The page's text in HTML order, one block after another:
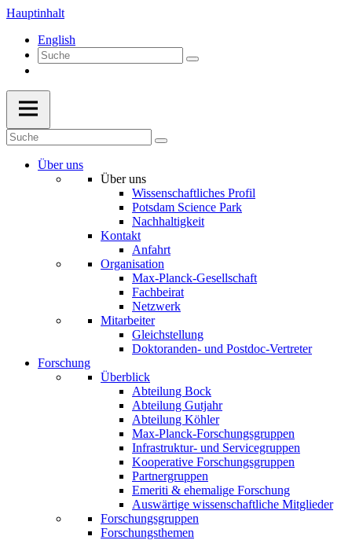
Hauptinhalt
English
Über uns
Über uns
Wissenschaftliches Profil
Potsdam Science Park
Nachhaltigkeit
Kontakt
Anfahrt
Organisation
Max-Planck-Gesellschaft
Fachbeirat
Netzwerk
Mitarbeiter
Gleichstellung
Doktoranden- und Postdoc-Vertreter
Forschung
Überblick
Abteilung Bock
Abteilung Gutjahr
Abteilung Köhler
Max-Planck-Forschungsgruppen
Infrastruktur- und Servicegruppen
Kooperative Forschungsgruppen
Partnergruppen
Emeriti & ehemalige Forschung
Auswärtige wissenschaftliche Mitglieder
Forschungsgruppen
Forschungsthemen